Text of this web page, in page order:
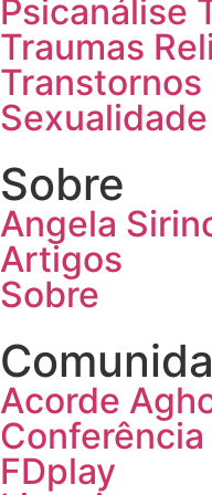
Psicanálise
Traumas
Transtornos
Sexualidade
Sobre
Angela
Artigos
Sobre
Acorde
FDplay